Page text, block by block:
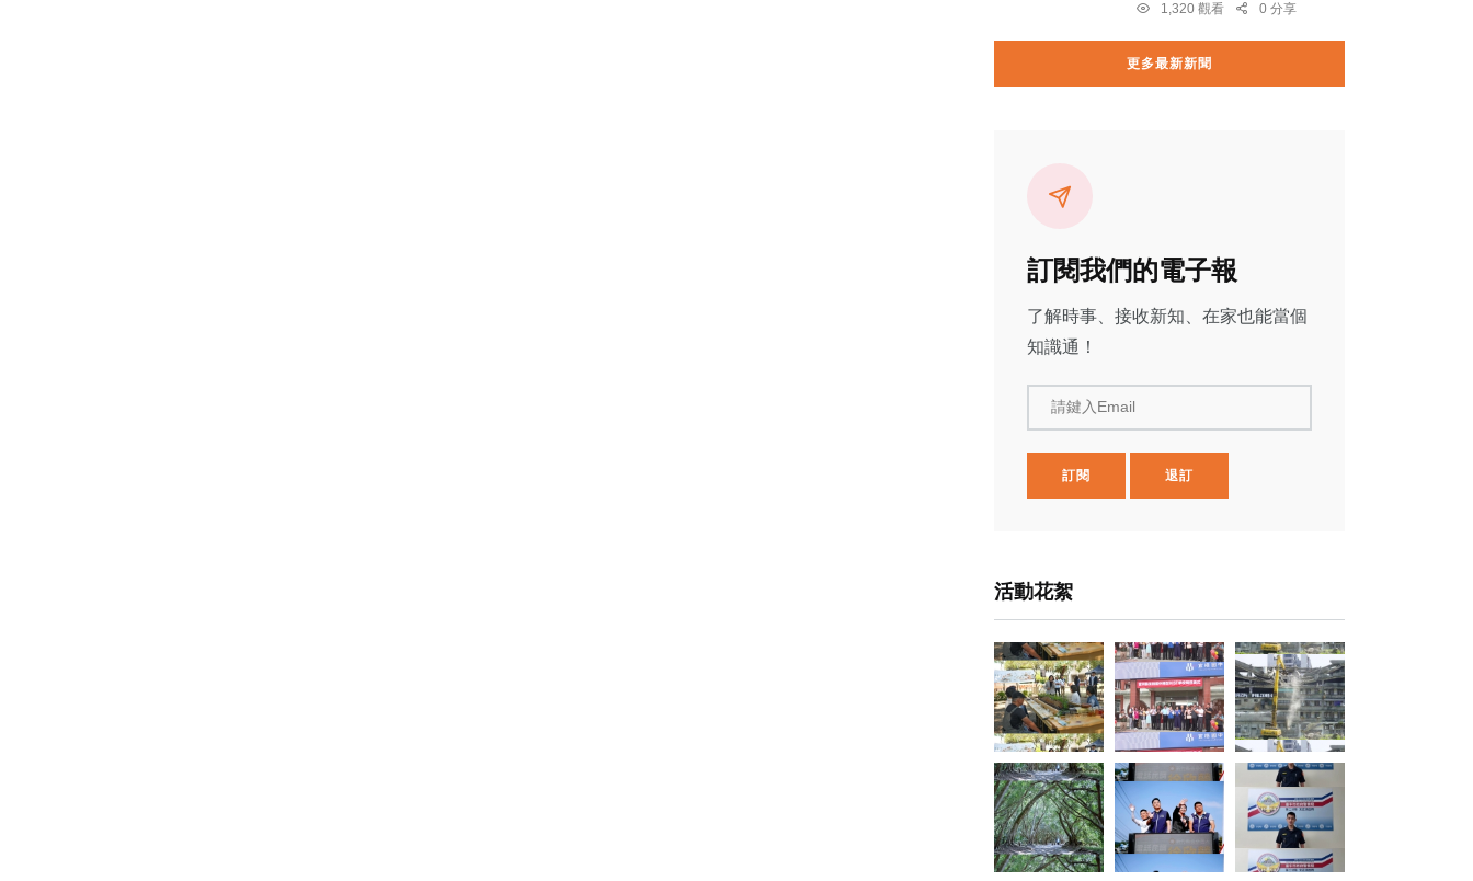
1,320 觀看
0 分享
更多最新新聞
訂閱我們的電子報
了解時事、接收新知、在家也能當個
知識通！
請鍵入Email
訂閱 退訂
活動花絮